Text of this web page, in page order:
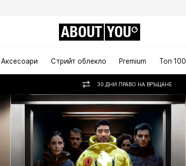
ABOUT YOU
Аксесоари Стрийт облекло Premium Топ 100
30 ДНИ ПРАВО НА ВРЪЩАНЕ